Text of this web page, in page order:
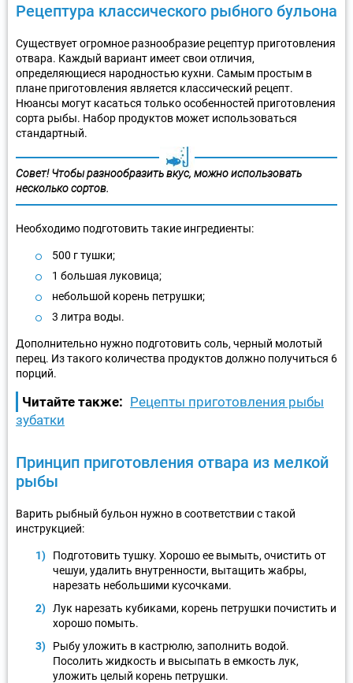
Рецептура классического рыбного бульона
Существует огромное разнообразие рецептур приготовления
отвара. Каждый вариант имеет свои отличия,
определяющиеся народностью кухни. Самым простым в
плане приготовления является классический рецепт.
Нюансы могут касаться только особенностей приготовления
сорта рыбы. Набор продуктов может использоваться
стандартный.
Совет!Чтобы разнообразить вкус, можно использовать
несколько сортов.
Необходимо подготовить такие ингредиенты:
500 г тушки;
1 большая луковица;
небольшой корень петрушки;
3 литра воды.
Дополнительно нужно подготовить соль, черный молотый
перец. Из такого количества продуктов должно получиться 6
порций.
Читайте также: Рецепты приготовления рыбы
зубатки
Принцип приготовления отвара из мелкой
рыбы
Варить рыбный бульон нужно в соответствии с такой
инструкцией:
Подготовить тушку. Хорошо ее вымыть, очистить от
чешуи, удалить внутренности, вытащить жабры,
нарезать небольшими кусочками.
Лук нарезать кубиками, корень петрушки почистить и
хорошо помыть.
Рыбу уложить в кастрюлю, заполнить водой.
Посолить жидкость и высыпать в емкость лук,
уложить целый корень петрушки.